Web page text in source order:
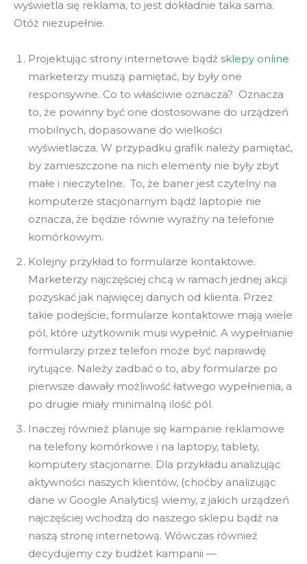
wyświetla się reklama, to jest dokładnie taka sama.
Otóż niezupełnie.
Projektując strony internetowe bądź sklepy online
marketerzy muszą pamiętać, by były one
responsywne. Co to właściwie oznacza? Oznacza
to, że powinny być one dostosowane do urządzeń
mobilnych, dopasowane do wielkości
wyświetlacza. W przypadku grafik należy pamiętać,
by zamieszczone na nich elementy nie były zbyt
małe i nieczytelne. To, że baner jest czytelny na
komputerze stacjonarnym bądź laptopie nie
oznacza, że będzie równie wyraźny na telefonie
komórkowym.
Kolejny przykład to formularze kontaktowe.
Marketerzy najczęściej chcą w ramach jednej akcji
pozyskać jak najwięcej danych od klienta. Przez
takie podejście, formularze kontaktowe mają wiele
pól, które użytkownik musi wypełnić. A wypełnianie
formularzy przez telefon może być naprawdę
irytujące. Należy zadbać o to, aby formularze po
pierwsze dawały możliwość łatwego wypełnienia, a
po drugie miały minimalną ilość pól.
Inaczej również planuje się kampanie reklamowe
na telefony komórkowe i na laptopy, tablety,
komputery stacjonarne. Dla przykładu analizując
aktywności naszych klientów, (choćby analizując
dane w Google Analytics) wiemy, z jakich urządzeń
najczęściej wchodzą do naszego sklepu bądź na
naszą stronę internetową. Wówczas również
decydujemy czy budżet kampanii —